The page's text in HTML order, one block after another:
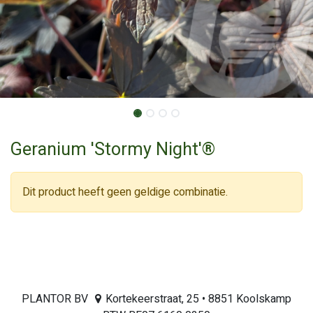
Geranium 'Stormy Night'®
Dit product heeft geen geldige combinatie.
PLANTOR BV
Kortekeerstraat, 25 • 8851 Koolskamp